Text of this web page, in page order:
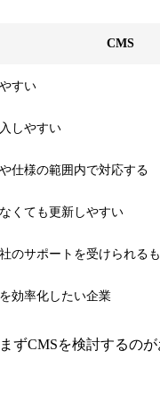
CMS
すい
しやすい
仕様の範囲内で対応する
くても更新しやすい
のサポートを受けられる
効率化したい企業
CMSを検討するの